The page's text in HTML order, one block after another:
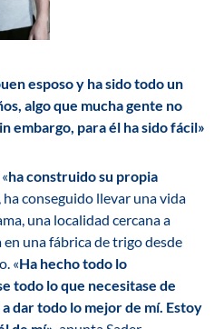
esposo y ha sido todo un
algo que mucha gente no
embargo, para él ha sido fácil»
ha construido su propia
ha conseguido llevar una vida
una localidad cercana a
una fábrica de trigo desde
«Ha hecho todo lo
todo lo que necesitase de
dar todo lo mejor de mí. Estoy